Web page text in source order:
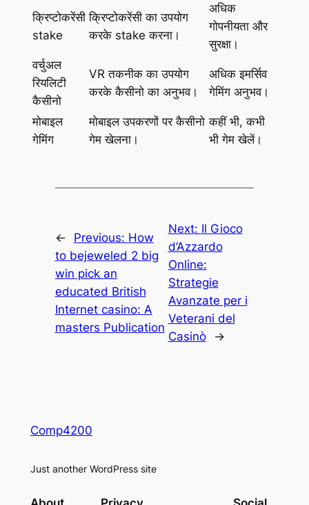
क्रिप्टोकरेंसी
stake
क्रिप्टोकरेंसी का उपयोग
करके stake करना।
अधिक
गोपनीयता और
सुरक्षा।
वर्चुअल
रियलिटी
कैसीनो
VR तकनीक का उपयोग
करके कैसीनो का अनुभव।
अधिक इमर्सिव
गेमिंग अनुभव।
मोबाइल
गेमिंग
मोबाइल उपकरणों पर कैसीनो
गेम खेलना।
कहीं भी, कभी
भी गेम खेलें।
← Previous: How
to bejeweled 2 big
win pick an
educated British
Internet casino: A
masters Publication
Next: Il Gioco
d’Azzardo
Online:
Strategie
Avanzate per i
Veterani del
Casinò
→
Comp4200
Just another WordPress site